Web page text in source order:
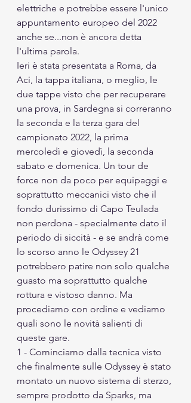
elettriche e potrebbe essere l'unico
appuntamento europeo del 2022
anche se...non è ancora detta
l'ultima parola.
Ieri è stata presentata a Roma, da
Aci, la tappa italiana, o meglio, le
due tappe visto che per recuperare
una prova, in Sardegna si correranno
la seconda e la terza gara del
campionato 2022, la prima
mercoledì e giovedì, la seconda
sabato e domenica. Un tour de
force non da poco per equipaggi e
soprattutto meccanici visto che il
fondo durissimo di Capo Teulada
non perdona - specialmente dato il
periodo di siccità - e se andrà come
lo scorso anno le Odyssey 21
potrebbero patire non solo qualche
guasto ma soprattutto qualche
rottura e vistoso danno. Ma
procediamo con ordine e vediamo
quali sono le novità salienti di
queste gare.
1 - Cominciamo dalla tecnica visto
che finalmente sulle Odyssey è stato
montato un nuovo sistema di sterzo,
sempre prodotto da Sparks, ma